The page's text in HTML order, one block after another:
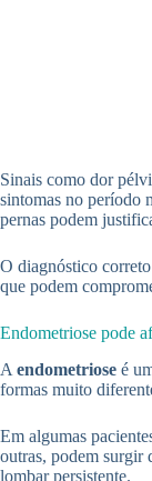
Sinais como dor
sintomas no período
pernas podem
O diagnóstico
que podem
Endometriose pode
A endometriose é
formas muito
Em algumas
outras, podem
lombar persistente.